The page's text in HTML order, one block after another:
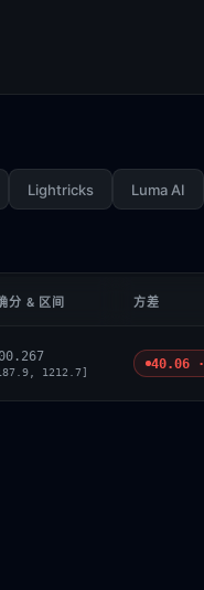
Lightricks Luma AI
分 & 区间 方差
1212.7]
40.06 ·